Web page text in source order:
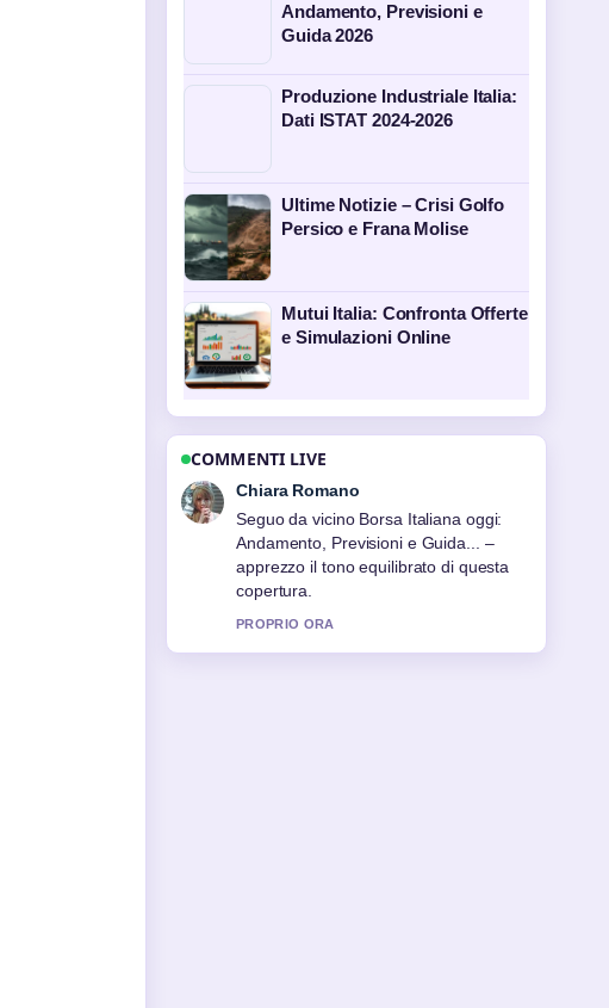
Andamento, Previsioni e
Guida 2026
Produzione Industriale Italia:
Dati ISTAT 2024-2026
Ultime Notizie – Crisi Golfo
Persico e Frana Molise
Mutui Italia: Confronta Offerte
e Simulazioni Online
COMMENTI LIVE
Luca Conti
Contesto utile su PMI italiane: cosa
sono, numeri e agevolazioni. Per
favore continuate ad aggiornare questo
live.
3 MIN FA